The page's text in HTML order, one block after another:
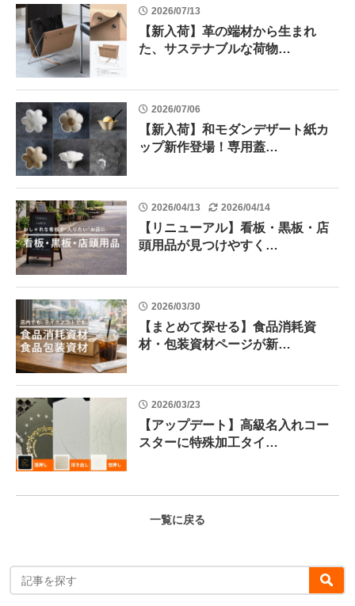
2026/07/13
【新入荷】革の端材から生まれ
た、サステナブルな荷物…
2026/07/06
【新入荷】和モダンデザート紙カ
ップ新作登場！専用蓋…
2026/04/13 2026/04/14
【リニューアル】看板・黒板・店
頭用品が見つけやすく…
2026/03/30
【まとめて探せる】食品消耗資
材・包装資材ページが新…
2026/03/23
【アップデート】高級名入れコー
スターに特殊加工タイ…
一覧に戻る